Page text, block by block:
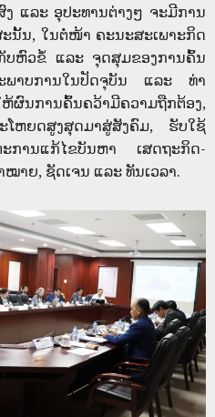
ແລະ ອຸປະທານຕ່າງໆ ຈະມີການ
ນັ້ນ, ໃນຕໍ່ໜ້າ ຄະນະສະເພາະກິດ
ບຫົວຂໍ້ ແລະ ຈຸດສຸມຂອງການຄົ້ນ
ພາບການໃນປັດຈຸບັນ ແລະ ທ່າ
ຜົນການຄົ້ນຄວ້າມີຄວາມຖືກຕ້ອງ,
ຫຍດສູງສຸດມາສູ່ສັງຄົມ, ຮັບໃຊ້
ະການແກ້ໄຂບັນຫາ ເສດຖະກິດ-
າຍ,​ ຊັດເຈນ ແລະ ທັນເວລາ.